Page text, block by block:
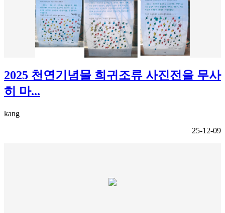
2025 천연기념물 희귀조류 사진전을 무사
히 마...
kang
25-12-09